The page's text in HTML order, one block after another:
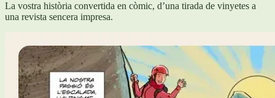
La vostra història convertida en còmic, d’una tirada de vinyetes a
una revista sencera impresa.